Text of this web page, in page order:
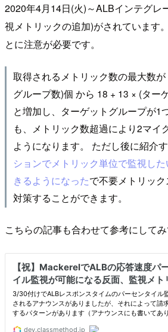
2020年4月14日(火)～ALBインテグレ
視メトリックの追加)がされています
とに注意が必要です。
取得されるメトリック数の最大数が
グループ数)個 から 18 + 13 × (ター
と増加し、ターゲットグループが1
も、メトリック数超過により2マイ
ようになります。 ただし後に紹介
ションでメトリック単位で監視し
きるようになったで不要メトリッ
対策することができます。
こちらの記事も合わせて参考にしてみ